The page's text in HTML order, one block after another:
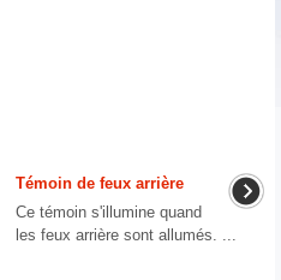
Témoin de feux arrière
Ce témoin s'illumine quand
les feux arrière sont allumés. ...